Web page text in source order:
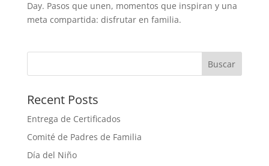
Day. Pasos que unen, momentos que inspiran y una
meta compartida: disfrutar en familia.
Buscar
Recent Posts
Entrega de Certificados
Comité de Padres de Familia
Día del Niño